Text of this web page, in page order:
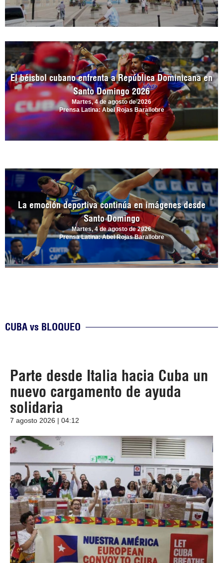
El béisbol cubano enfrenta a República Dominicana en
Santo Domingo 2026
Martes, 4 de agosto de 2026
Prensa Latina: Abel Rojas Barallobre
La emoción deportiva continúa en imágenes desde
Santo Domingo
Martes, 4 de agosto de 2026
Prensa Latina: Abel Rojas Barallobre
CUBA vs BLOQUEO
Parte desde Italia hacia Cuba un
nuevo cargamento de ayuda
solidaria
7 agosto 2026 | 04:12